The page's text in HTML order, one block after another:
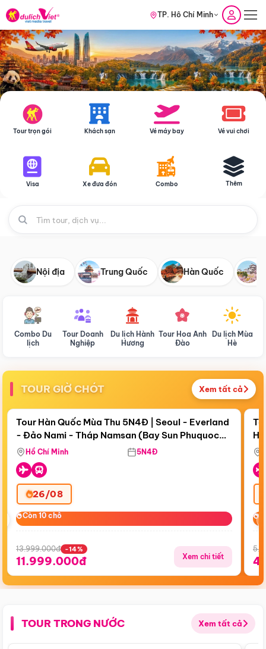
TP. Hồ Chí Minh
Tour trọn gói Khách sạn Vé máy bay Vé vui chơi
Visa Xe đưa đón Combo Thêm
Nội địa Trung Quốc Hàn Quốc
Combo Du
lịch
Tour Doanh
Nghiệp
Du lịch Hành
Hương
Tour Hoa Anh
Đào
Du lịch Mùa
Hè
TOUR GIỜ CHÓT Xem tất cả
Còn18 ngày 12:46:32
Bay Sun Phuquoc Airways
Điểm nổi bật
Tour Hàn Quốc Mùa Thu 5N4Đ | Seoul - Everland
- Đảo Nami - Tháp Namsan (Bay Sun Phuquoc
Airways)
Hồ Chí Minh 5N4Đ
26/08
Còn 10 chỗ
Còn 10 chỗ
13.999.000đ -14%
11.999.000đ Xem chi tiết
TOUR TRONG NƯỚC Xem tất cả
Điểm nổi bật